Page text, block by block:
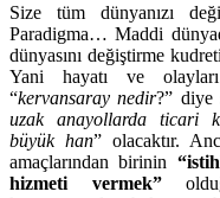
Size tüm dünyanızı
Paradigma… Maddi
dünyasını değiştirme
Yani hayatı ve
“kervansaray nedir?” diye
uzak anayollarda ticari
büyük han” olacaktır.
amaçlarından birinin
hizmeti vermek”